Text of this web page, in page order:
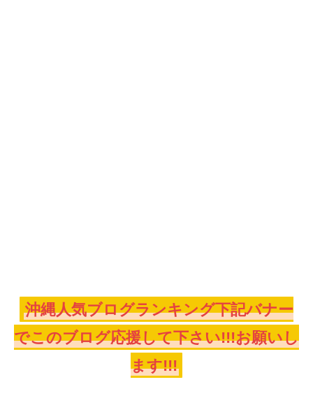
沖縄人気ブログランキング下記バナー
でこのブログ応援して下さい!!!お願いし
ます!!!